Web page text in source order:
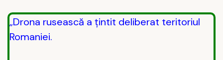
„Drona rusească a țintit deliberat teritoriul
Romaniei.